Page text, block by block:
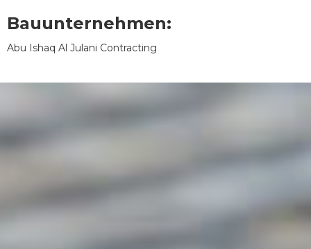
Bauunternehmen:
Abu Ishaq Al Julani Contracting